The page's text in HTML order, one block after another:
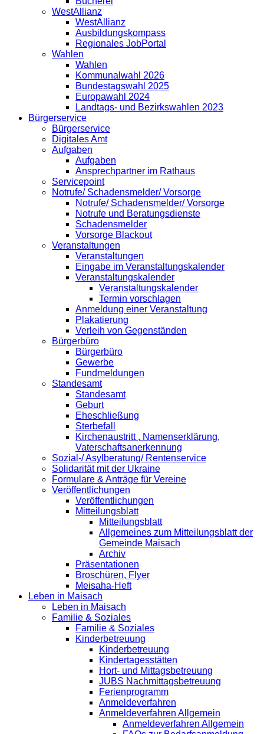
WestAllianz
WestAllianz
Ausbildungskompass
Regionales JobPortal
Wahlen
Wahlen
Kommunalwahl 2026
Bundestagswahl 2025
Europawahl 2024
Landtags- und Bezirkswahlen 2023
Bürgerservice
Bürgerservice
Digitales Amt
Aufgaben
Aufgaben
Ansprechpartner im Rathaus
Servicepoint
Notrufe/ Schadensmelder/ Vorsorge
Notrufe/ Schadensmelder/ Vorsorge
Notrufe und Beratungsdienste
Schadensmelder
Vorsorge Blackout
Veranstaltungen
Veranstaltungen
Eingabe im Veranstaltungskalender
Veranstaltungskalender
Veranstaltungskalender
Termin vorschlagen
Anmeldung einer Veranstaltung
Plakatierung
Verleih von Gegenständen
Bürgerbüro
Bürgerbüro
Gewerbe
Fundmeldungen
Standesamt
Standesamt
Geburt
Eheschließung
Sterbefall
Kirchenaustritt , Namenserklärung,
Vaterschaftsanerkennung
Sozial-/ Asylberatung/ Rentenservice
Solidarität mit der Ukraine
Formulare & Anträge für Vereine
Veröffentlichungen
Veröffentlichungen
Mitteilungsblatt
Mitteilungsblatt
Allgemeines zum Mitteilungsblatt der
Gemeinde Maisach
Archiv
Präsentationen
Broschüren, Flyer
Meisaha-Heft
Leben in Maisach
Leben in Maisach
Familie & Soziales
Familie & Soziales
Kinderbetreuung
Kinderbetreuung
Kindertagesstätten
Hort- und Mittagsbetreuung
JUBS Nachmittagsbetreuung
Ferienprogramm
Anmeldeverfahren
Anmeldeverfahren Allgemein
Anmeldeverfahren Allgemein